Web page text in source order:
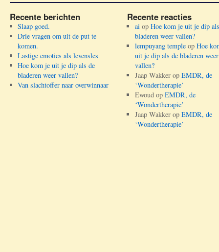
Recente berichten
Slaap goed.
Drie vragen om uit de put te
komen.
Lastige emoties als levensles
Hoe kom je uit je dip als de
bladeren weer vallen?
Van slachtoffer naar overwinnaar
Recente reacties
aiop Hoe kom je uit je dip
bladeren weer vallen?
lempuyang templeop Hoe
uit je dip als de bladeren weer
vallen?
Jaap Wakkerop EMDR, de
‘Wondertherapie’
Ewoudop EMDR, de
‘Wondertherapie’
Jaap Wakkerop EMDR, de
‘Wondertherapie’